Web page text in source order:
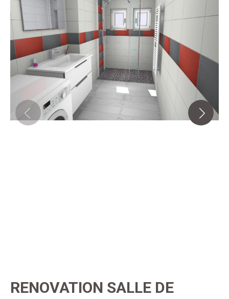
RENOVATION SALLE DE